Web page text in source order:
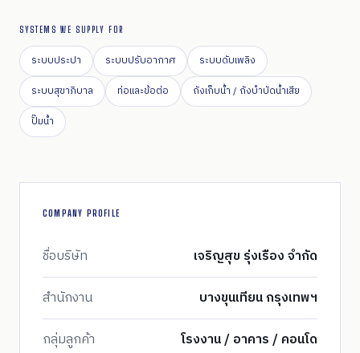
SYSTEMS WE SUPPLY FOR
ระบบประปา ระบบปรับอากาศ
ระบบดับเพลิง
ระบบสุขาภิบาล
ท่อและข้อต่อ
ถังเก็บน้ำ / ถังบำบัดน้ำเสีย
ปั๊มน้ำ
COMPANY PROFILE
ชื่อบริษัท
เจริญสุข รุ่งเรือง จำกัด
สำนักงาน
บางขุนเทียน กรุงเทพฯ
กลุ่มลูกค้า
โรงงาน / อาคาร / คอนโด